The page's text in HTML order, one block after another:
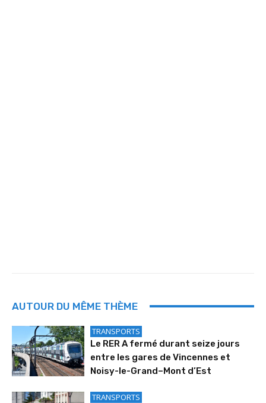
AUTOUR DU MÊME THÈME
TRANSPORTS
Le RER A fermé durant seize jours
entre les gares de Vincennes et
Noisy-le-Grand–Mont d’Est
TRANSPORTS